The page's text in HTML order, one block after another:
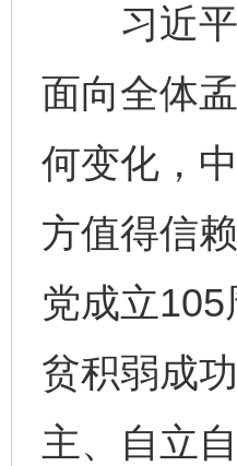
习近平
面向全体
何变化，
方值得信
党成立
贫积弱成
主、自立